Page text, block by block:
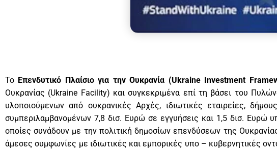
To Επενδυτικό Πλαίσιο για την Ουκρανία (Ukraine Investment
Ουκρανίας (Ukraine Facility) και συγκεκριμένα επί τη βάσει του
υλοποιούμενων από ουκρανικές Αρχές, ιδιωτικές εταιρείες,
συμπεριλαμβανομένων 7,8 δισ. Ευρώ σε εγγυήσεις και 1,5 δισ. Ευρώ
οποίες συνάδουν με την πολιτική δημοσίων επενδύσεων της
άμεσες συμφωνίες με ιδιωτικές και εμπορικές υπο – κυβερνητικές